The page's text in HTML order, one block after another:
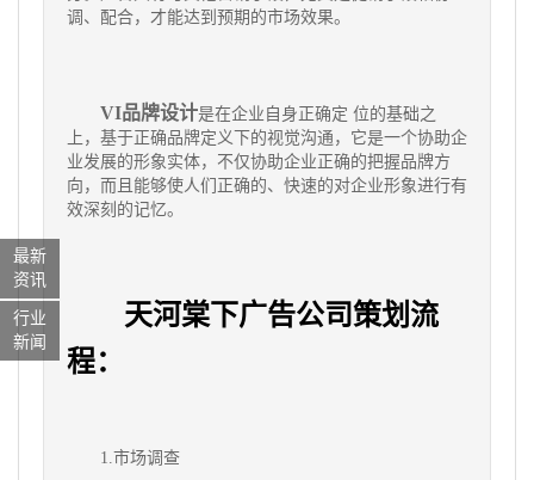
调、配合，才能达到预期的市场效果。
VI品牌设计是在企业自身正确定 位的基础之
上，基于正确品牌定义下的视觉沟通，它是一个协助企
业发展的形象实体，不仅协助企业正确的把握品牌方
向，而且能够使人们正确的、快速的对企业形象进行有
效深刻的记忆。
天河棠下广告公司策划流
程：
1.市场调查
最新
资讯
行业
新闻